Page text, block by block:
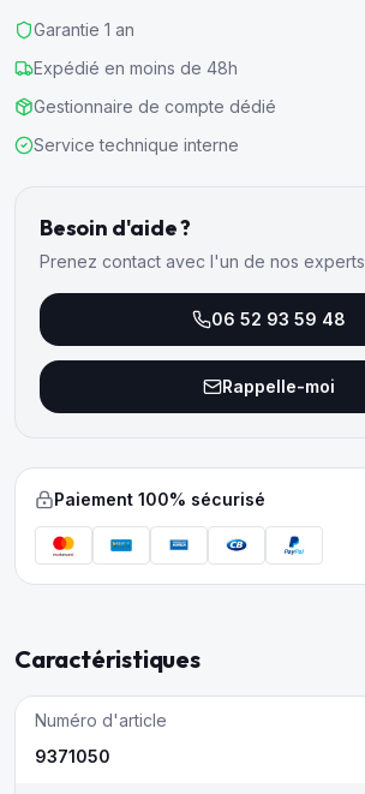
Garantie 1 an
Expédié en moins de 48h
Gestionnaire de compte dédié
Service technique interne
Besoin d'aide ?
Prenez contact avec l'un de nos experts
06 52 93 59 48
Rappelle-moi
Paiement 100% sécurisé
Caractéristiques
Numéro d'article
9371050